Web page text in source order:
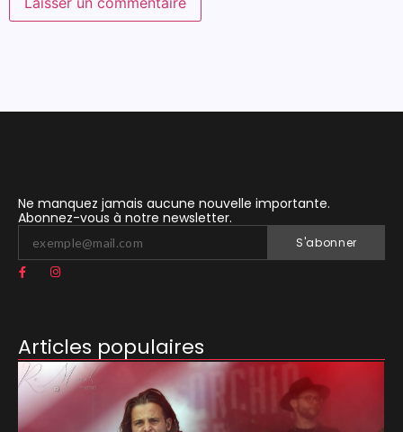
Ne manquez jamais aucune nouvelle importante.
Abonnez-vous à notre newsletter.
S'abonner
Articles populaires